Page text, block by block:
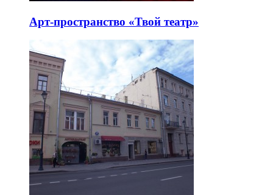
Арт-пространство «Твой театр»